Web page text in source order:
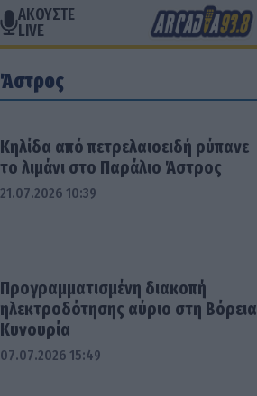
ΑΚΟΥΣΤΕ
LIVE
Άστρος
Κηλίδα από πετρελαιοειδή ρύπανε
το λιμάνι στο Παράλιο Άστρος
21.07.2026 10:39
Προγραμματισμένη διακοπή
ηλεκτροδότησης αύριο στη Βόρεια
Κυνουρία
07.07.2026 15:49